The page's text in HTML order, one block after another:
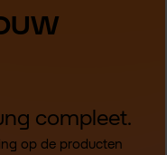
compleet.
op de producten